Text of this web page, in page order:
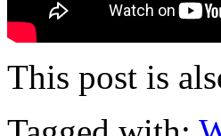
This post is